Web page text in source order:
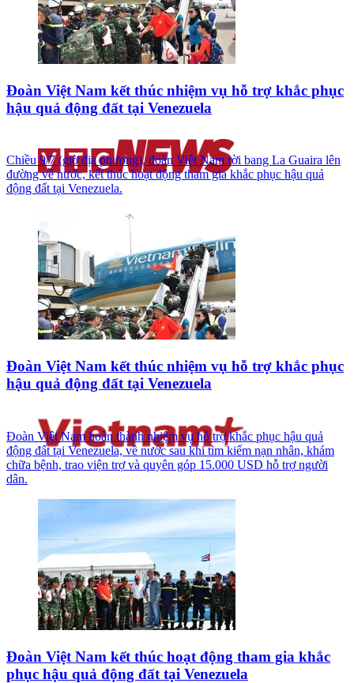
Đoàn Việt Nam kết thúc nhiệm vụ hỗ trợ khắc phục
hậu quả động đất tại Venezuela
Chiều 9/7 (giờ địa phương), đoàn Việt Nam rời bang La Guaira lên
đường về nước, kết thúc hoạt động tham gia khắc phục hậu quả
động đất tại Venezuela.
Đoàn Việt Nam kết thúc nhiệm vụ hỗ trợ khắc phục
hậu quả động đất tại Venezuela
Đoàn Việt Nam hoàn thành nhiệm vụ hỗ trợ khắc phục hậu quả
động đất tại Venezuela, về nước sau khi tìm kiếm nạn nhân, khám
chữa bệnh, trao viện trợ và quyên góp 15.000 USD hỗ trợ người
dân.
Đoàn Việt Nam kết thúc hoạt động tham gia khắc
phục hậu quả động đất tại Venezuela